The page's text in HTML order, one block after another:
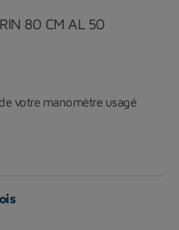
80 CM AL 50
votre manomètre usagé